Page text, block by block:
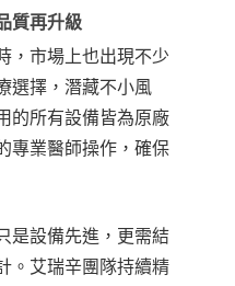
質再升級
，市場上也出現不少
選擇，潛藏不小風
的所有設備皆為原廠
專業醫師操作，確保
是設備先進，更需結
。艾瑞辛團隊持續精